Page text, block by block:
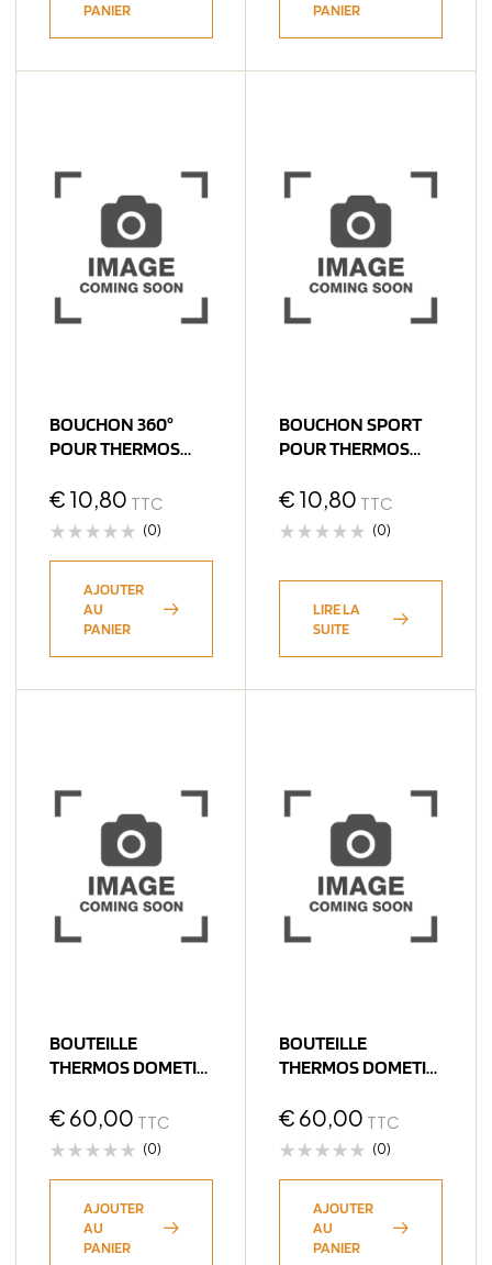
PANIER PANIER
BOUCHON 360°
POUR THERMOS
€ 10,80 TTC
(0)
AJOUTER
AU
PANIER
BOUCHON SPORT
POUR THERMOS
€ 10,80 TTC
(0)
LIRE LA
SUITE
BOUTEILLE
THERMOS DOMETIC
ARDOISE
€ 60,00 TTC
(0)
AJOUTER
AU
PANIER
BOUTEILLE
THERMOS DOMETIC
LAGUNE
€ 60,00 TTC
(0)
AJOUTER
AU
PANIER